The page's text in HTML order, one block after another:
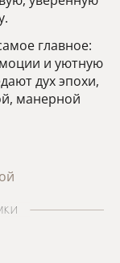
главное:
и уютную
дух эпохи,
манерной